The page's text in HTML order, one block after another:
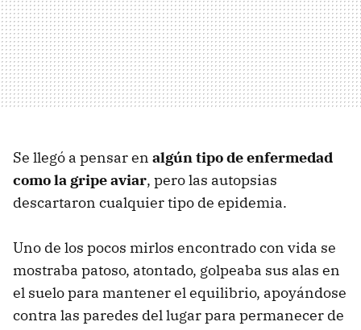
Se llegó a pensar en algún tipo de enfermedad
como la gripe aviar, pero las autopsias
descartaron cualquier tipo de epidemia.
Uno de los pocos mirlos encontrado con vida se
mostraba patoso, atontado, golpeaba sus alas en
el suelo para mantener el equilibrio, apoyándose
contra las paredes del lugar para permanecer de